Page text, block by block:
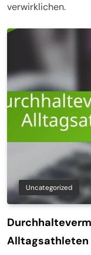
verwirklichen.
Uncategorized
Alltagsathleten